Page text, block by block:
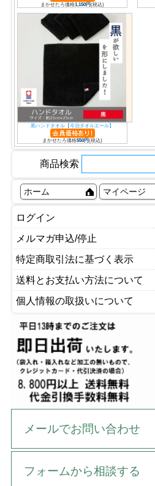
まかせたろ価格1,150円(税込)
黒ハンドタオル【今治タオルエール】
まかせたろ価格550円(税込)
商品検索
ホーム マイページ
ログイン
メルマガ申込/停止
特定商取引法に基づく表示
送料とお支払い方法について
個人情報の取扱いについて
メールでお問い合わせ
フォームから相談する